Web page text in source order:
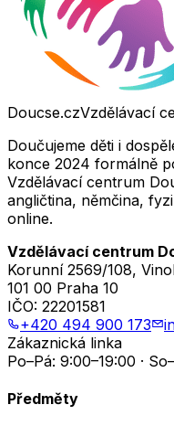
Doucse.czVzdělávací
Doučujeme děti i
konce 2024 formálně
Vzdělávací centrum
angličtina, němčina,
online.
Vzdělávací centrum
Korunní 2569/108,
101 00 Praha 10
IČO: 22201581
+420 494 900 173
Zákaznická linka
Po–Pá: 9:00–19:00 ·
Předměty